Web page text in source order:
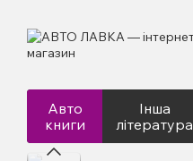
Авто
книги
Інша
література